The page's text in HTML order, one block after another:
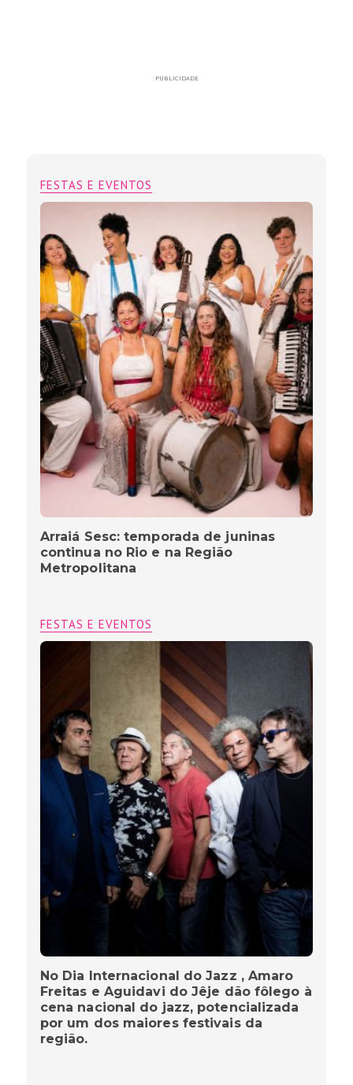
PUBLICIDADE
FESTAS E EVENTOS
Arraiá Sesc: temporada de juninas
continua no Rio e na Região
Metropolitana
FESTAS E EVENTOS
No Dia Internacional do Jazz , Amaro
Freitas e Aguidavi do Jêje dão fôlego à
cena nacional do jazz, potencializada
por um dos maiores festivais da
região.